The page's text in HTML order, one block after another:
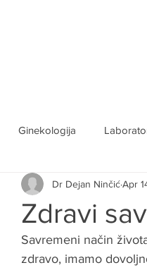
Ginekologija
Zdravi
Dr Dejan NinčićApr
Savremeni način
zdravo, imamo